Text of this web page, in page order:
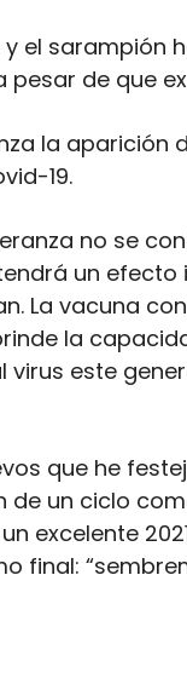
el sarampión
de que
la
19.
no se
un
La vacuna
la
virus este
que he
un ciclo
excelente
final: